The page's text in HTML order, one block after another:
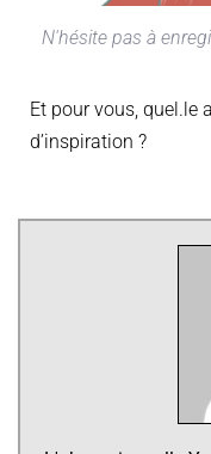
N'hésite pas à
Et pour vous, quel.le
d’inspiration ?